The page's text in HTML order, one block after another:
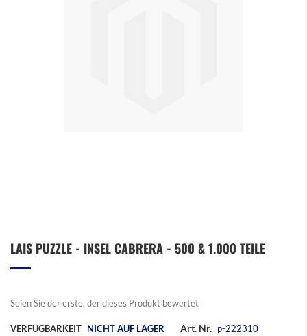
Anfang
LAIS PUZZLE - INSEL CABRERA - 500 & 1.000 TEILE
Seien Sie der erste, der dieses Produkt bewertet
VERFÜGBARKEIT NICHT AUF LAGER Art. Nr. p-222310